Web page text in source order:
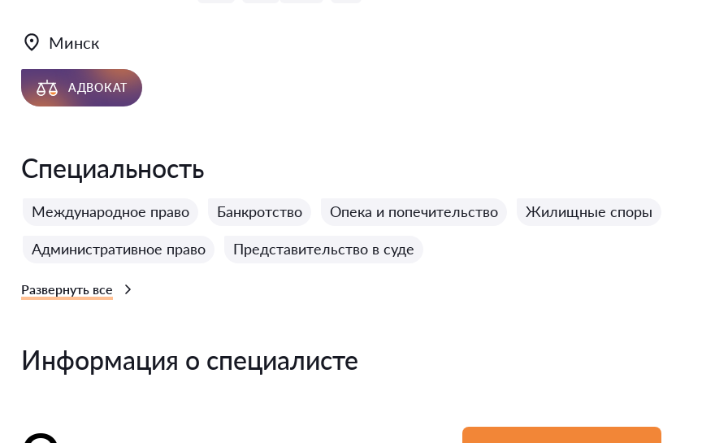
Минск
АДВОКАТ
Специальность
Международное право Банкротство Опека и попечительство Жилищные споры
Административное право Представительство в суде
Развернуть все
Информация о специалисте